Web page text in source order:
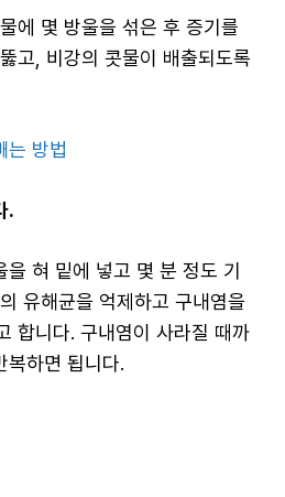
에 몇 방울을 섞은 후 증기를
고, 비강의 콧물이 배출되도록
는 방법
.
혀 밑에 넣고 몇 분 정도 기
유해균을 억제하고 구내염을
합니다. 구내염이 사라질 때까
하면 됩니다.